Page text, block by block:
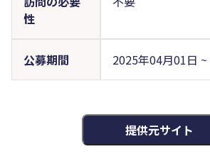
性
公募期間 2025年04月01日
提供元サイト